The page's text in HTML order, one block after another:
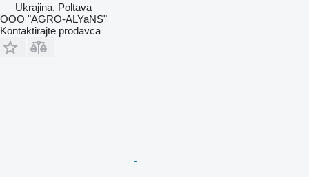
Ukrajina, Poltava
OOO "AGRO-ALYaNS"
Kontaktirajte prodavca